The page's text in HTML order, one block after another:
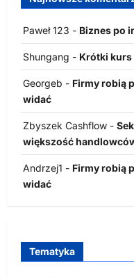
Paweł 123 - Biznes po
Shungang - Krótki
Georgeb - Firmy robią
widać
Zbyszek Cashflow -
większość
Andrzej1 - Firmy robią
widać
Tematyka